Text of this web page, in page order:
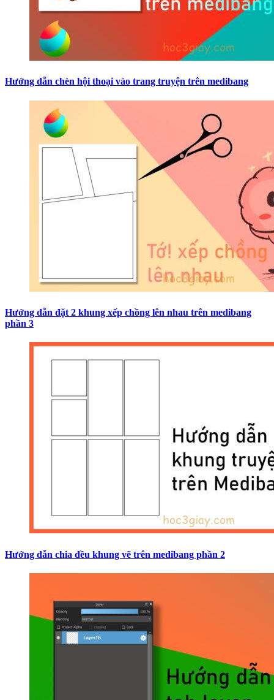
Hướng dẫn chèn hội thoại vào trang truyện trên medibang
Hướng dẫn đặt 2 khung xếp chồng lên nhau trên medibang
phần 3
Hướng dẫn chia đều khung vẽ trên medibang phần 2